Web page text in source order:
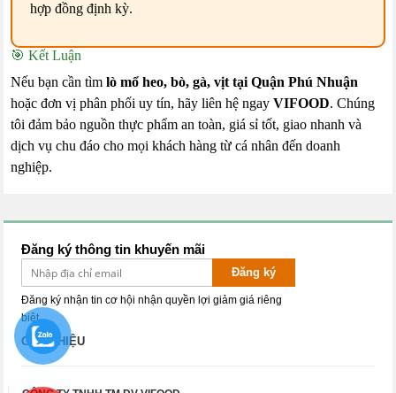
hợp đồng định kỳ.
🎯 Kết Luận
Nếu bạn cần tìmlò mổ heo, bò, gà, vịt tại Quận Phú Nhuận
hoặc đơn vị phân phối uy tín, hãy liên hệ ngayVIFOOD. Chúng
tôi đảm bảo nguồn thực phẩm an toàn, giá sỉ tốt, giao nhanh và
dịch vụ chu đáo cho mọi khách hàng từ cá nhân đến doanh
nghiệp.
Đăng ký thông tin khuyến mãi
Đăng ký
Đăng ký nhận tin cơ hội nhận quyền lợi giảm giá riêng
biệt.
GIỚI THIỆU